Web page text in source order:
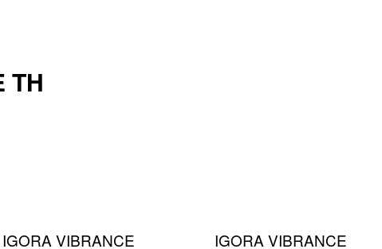
ΤΗ
IGORA VIBRANCE IGORA VIBRANCE